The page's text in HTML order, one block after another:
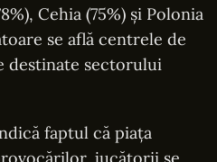
Cehia (75%) şi Polonia
se află centrele de
destinate sectorului
faptul că piaţa
jucătorii se